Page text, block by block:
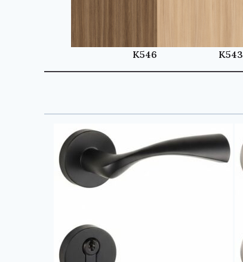
K543
K546